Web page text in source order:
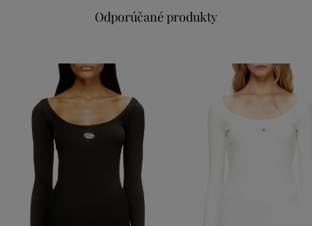
Odporúčané produkty